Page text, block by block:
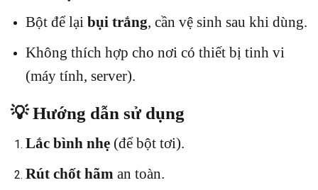
Bột để lại bụi trắng, cần vệ sinh sau khi dùng.
Không thích hợp cho nơi có thiết bị tinh vi
(máy tính, server).
💡 Hướng dẫn sử dụng
Lắc bình nhẹ(để bột tơi).
Rút chốt hãm an toàn.